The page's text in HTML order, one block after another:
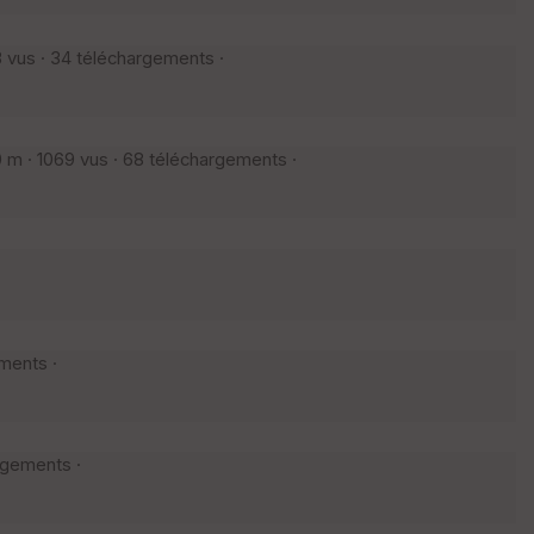
vus · 34 téléchargements ·
· 1069 vus · 68 téléchargements ·
·
·